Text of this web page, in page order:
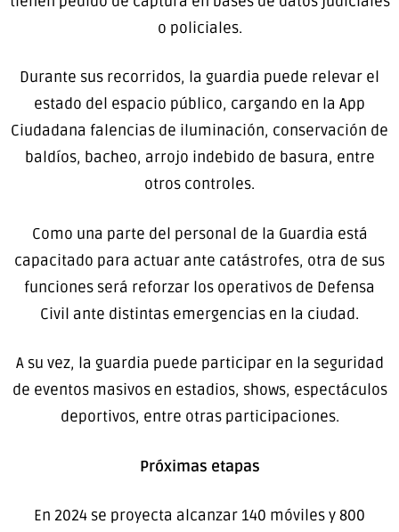
o policiales.
Durante sus recorridos, la guardia puede relevar el
estado del espacio público, cargando en la App
Ciudadana falencias de iluminación, conservación de
baldíos, bacheo, arrojo indebido de basura, entre
otros controles.
Como una parte del personal de la Guardia está
capacitado para actuar ante catástrofes, otra de sus
funciones será reforzar los operativos de Defensa
Civil ante distintas emergencias en la ciudad.
A su vez, la guardia puede participar en la seguridad
de eventos masivos en estadios, shows, espectáculos
deportivos, entre otras participaciones.
Próximas etapas
En 2024 se proyecta alcanzar 140 móviles y 800